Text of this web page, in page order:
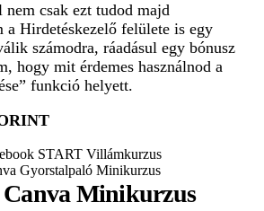
nem csak ezt tudod majd
a Hirdetéskezelő felülete is egy
számodra, ráadásul egy bónusz
hogy mit érdemes használnod a
funkció helyett.
Canva Minikurzus